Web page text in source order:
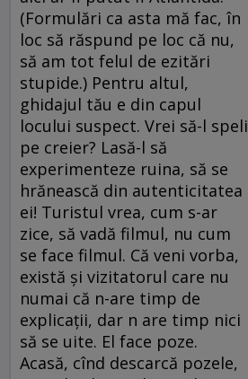
(Formulări ca asta mă fac, în
loc să răspund pe loc că nu,
să am tot felul de ezitări
stupide.) Pentru altul,
ghidajul tău e din capul
locului suspect. Vrei să-l speli
pe creier? Lasă-l să
experimenteze ruina, să se
hrănească din autenticitatea
ei! Turistul vrea, cum s-ar
zice, să vadă filmul, nu cum
se face filmul. Că veni vorba,
există și vizitatorul care nu
numai că n-are timp de
explicații, dar n are timp nici
să se uite. El face poze.
Acasă, cînd descarcă pozele,